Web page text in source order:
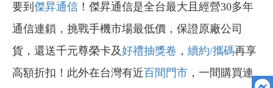
要到 傑昇通信 ！傑昇通信是全台最大且經營30多年
通信連鎖，挑戰手機市場最低價，保證原廠公司
貨，還送千元尊榮卡及好禮抽獎卷 ， 續約/攜碼再享
高額折扣！此外在台灣有近百間門市 ，一間購買連